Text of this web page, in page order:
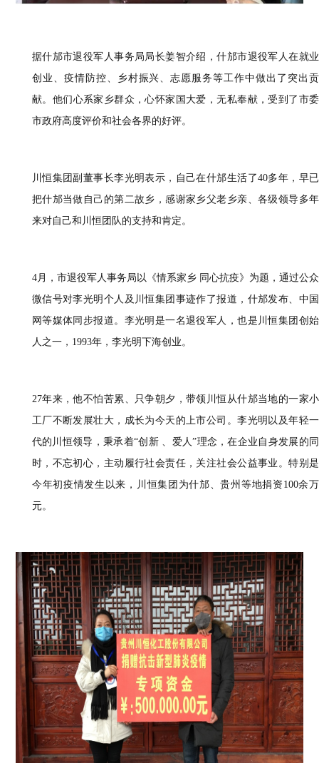
据什邡市退役军人事务局局长姜智介绍，什邡市退役军人在就业
创业、疫情防控、乡村振兴、志愿服务等工作中做出 了突出 贡
献。 他们 心系家乡群众，心怀家国大爱，无私奉献，受到 了 市委
市政府高度评价和社会各界的好评。
川恒集团副董事长李光明表示，自己在什邡生活了40多年，早已
把什邡当做自己的第二故乡，感谢家乡父老乡亲、各级领导多年
来对自己和川恒团队的支持和肯定。
4月，市退役军人事务局以《情系家乡 同心抗疫》为题，通过公众
微信号对李光明个人及川恒集团事迹作了报道 ，什邡发布、中国
网等媒体 同步报道。 李光明是一名退役军人，也是 川恒集团创始
人之一， 1993年， 李光明下海创业。
27年来，他不怕苦累、只争朝夕，带领川恒从什邡当地的一家小
工厂不断发展壮大， 成长为今天的上市公司。李光明以及年轻一
代的川恒领导，秉承着“创新 、爱人”理念，在企业自身发展的同
时，不忘初心，主动履行社会责任，关注社会公益事业。特别是
今年初疫情发生以来，川恒集团为什邡、贵州等地捐资100余万
元。